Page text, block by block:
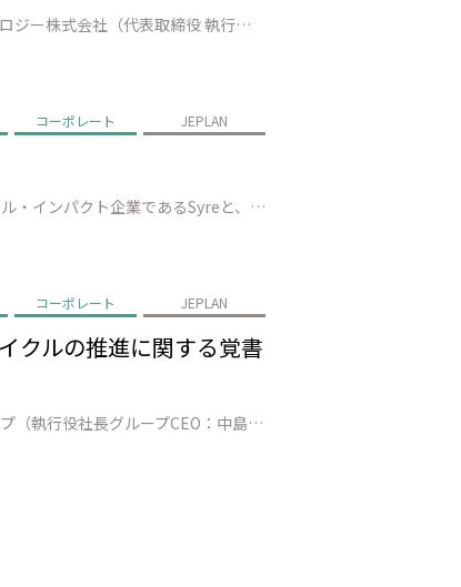
株式会社JEPLAN（代表取締役 執行役員社長：髙尾 正樹、以下「JEPLAN」）のグループ会社・ペットリファインテクノロジー株式会社（代表取締役 執行役員社長：伊賀 大悟、以下「ペットリファインテクノロジー」）が製造・販売する再生原料「HELIX™」は、キリンビール株式会社（代表取締役社長：堀口 英樹、以下「キリンビ…
コーポレート JEPLAN
株式会社JEPLAN（代表取締役 執行役員社長：髙尾 正樹、以下「JEPLAN」）は、スウェーデンに本社を置くテキスタイル・インパクト企業であるSyreと、繊維to繊維リサイクルの実現に向けた戦略的提携を締結（以下、「本提携」）したことを発表します。 本提携を通じて、Syreが有するグローバルな事業構想力・技術統合力と…
コーポレート JEPLAN
クルの推進に関する覚書
株式会社JEPLAN（代表取締役 執行役員社長 髙尾正樹、以下、「JEPLAN」）、株式会社三井住友フィナンシャルグループ（執行役社長グループCEO：中島 達、以下、グループを総称し「SMBCグループ」）、アサヒ飲料株式会社（代表取締役社長:近藤 佳代子、以下「アサヒ飲料」）は、ケミカルリサイクル事業の拡大に向けた協力…